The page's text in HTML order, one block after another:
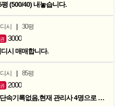
(500/40) 내놓습니다.
시 | 30평
권 3000
시 매매합니다.
시 | 85평
권 2000
85평, 각방 샤워장, 단속기록없음,현재 관리사 4명으로 성업중